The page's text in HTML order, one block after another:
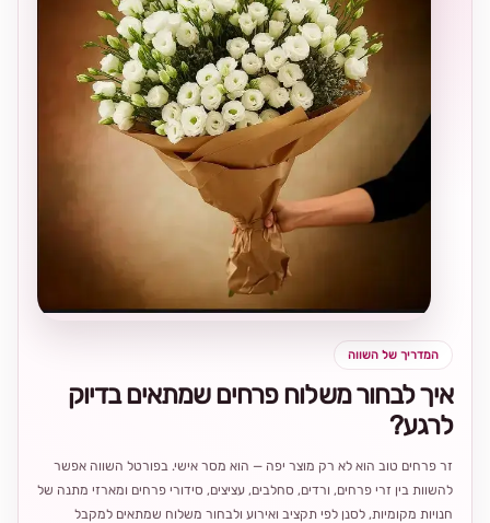
המדריך של השווה
איך לבחור משלוח פרחים שמתאים בדיוק
לרגע?
זר פרחים טוב הוא לא רק מוצר יפה — הוא מסר אישי. בפורטל השווה אפשר
להשוות בין זרי פרחים, ורדים, סחלבים, עציצים, סידורי פרחים ומארזי מתנה של
חנויות מקומיות, לסנן לפי תקציב ואירוע ולבחור משלוח שמתאים למקבל